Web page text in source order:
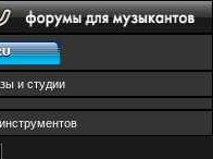
и студии